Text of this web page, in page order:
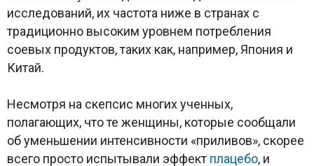
исследований, их частота ниже в странах с
традиционно высоким уровнем потребления
соевых продуктов, таких как, например, Япония и
Китай.
Несмотря на скепсис многих ученных,
полагающих, что те женщины, которые сообщали
об уменьшении интенсивности «приливов», скорее
всего просто испытывали эффект плацебо, и